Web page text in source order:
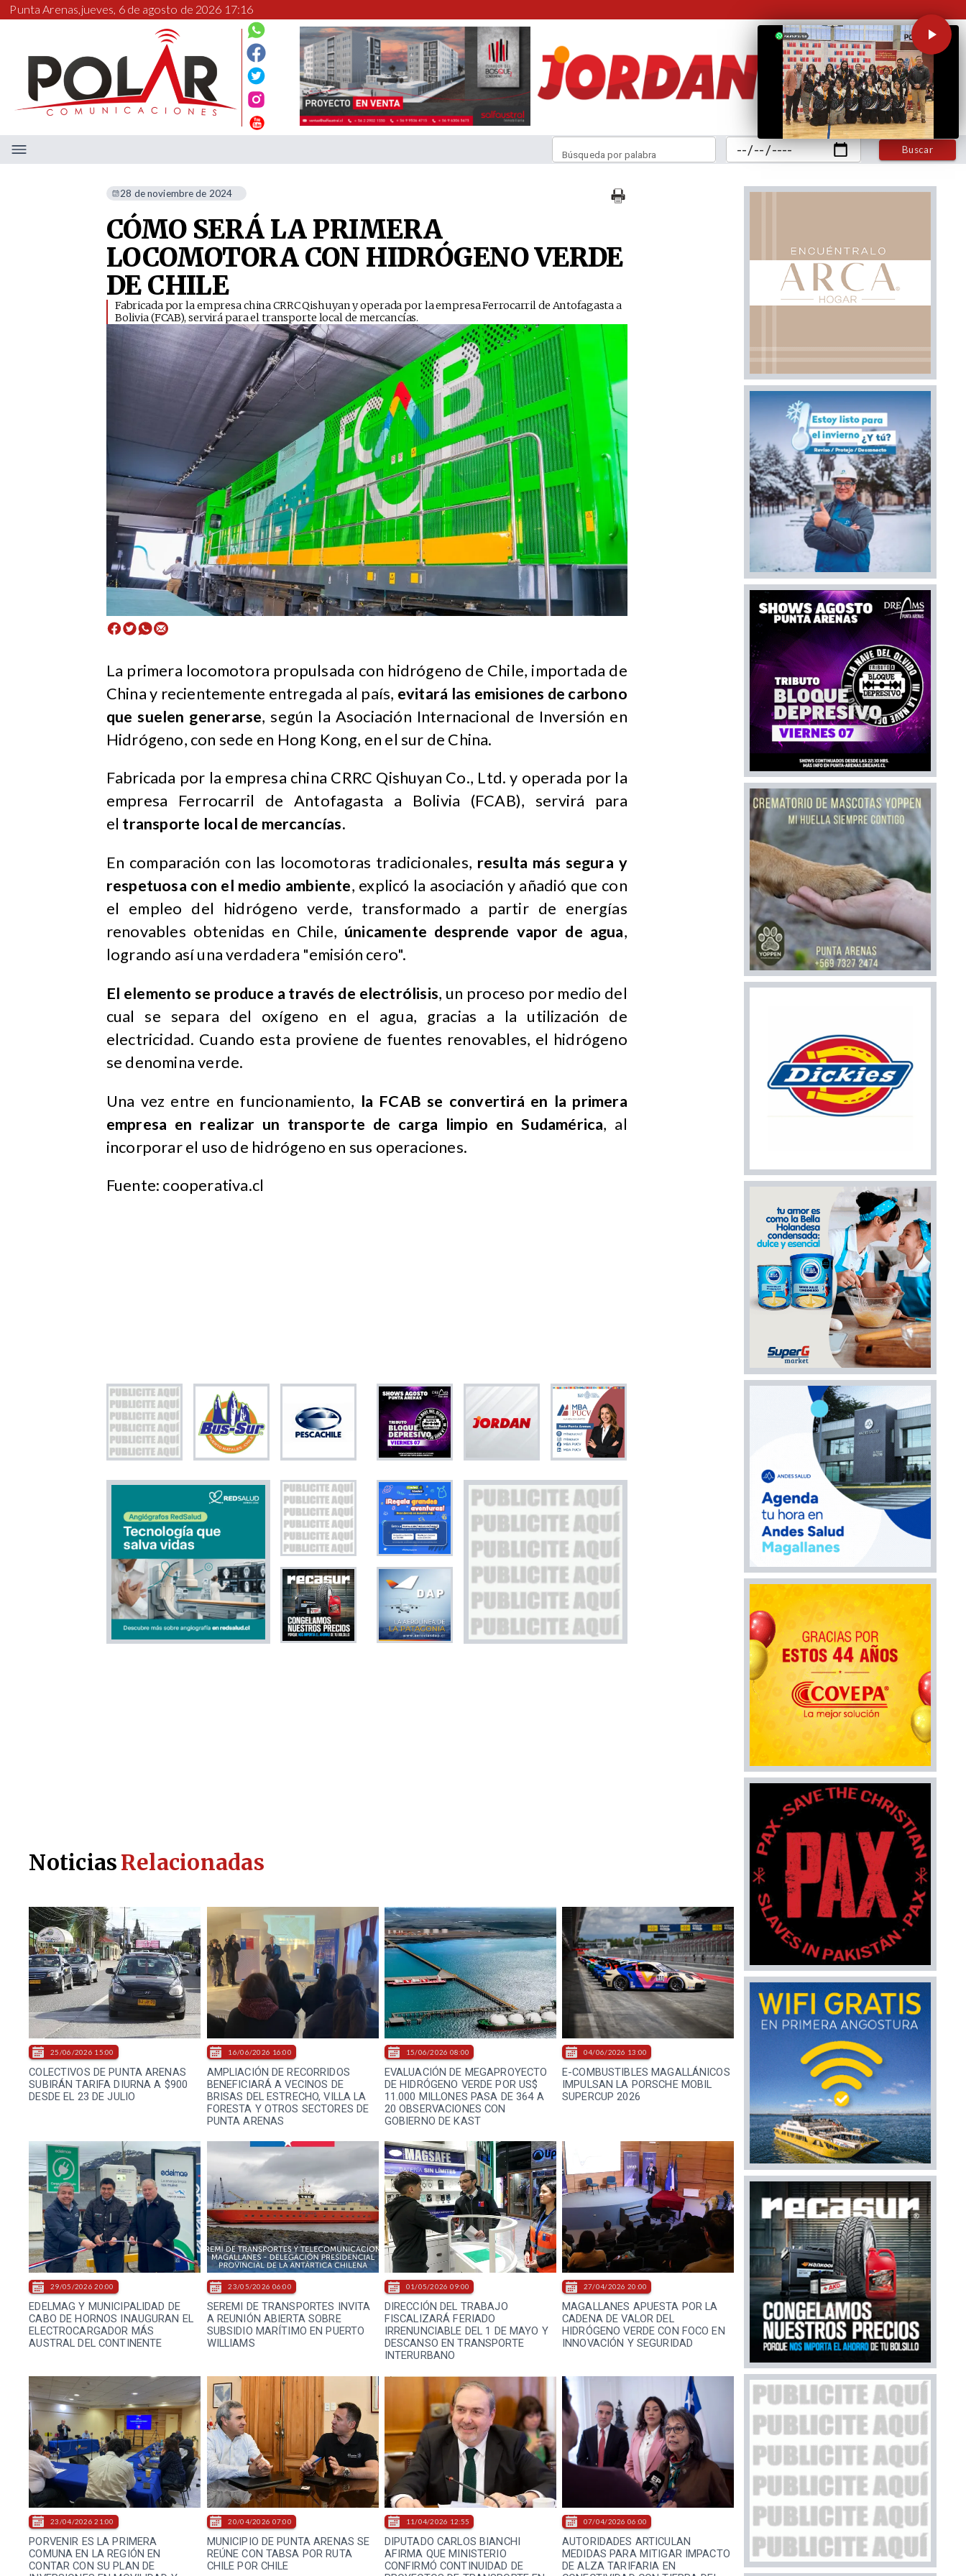
Punta Arenas,jueves, 6 de agosto de 2026 17:16
Buscar
Búsqueda por palabra
28 de noviembre de 2024
CÓMO SERÁ LA PRIMERA
LOCOMOTORA CON HIDRÓGENO VERDE
DE CHILE
​Fabricada por la empresa china CRRC Qishuyan y operada por la empresa Ferrocarril de Antofagasta a
Bolivia (FCAB), servirá para el transporte local de mercancías.
La primera locomotora propulsada con hidrógeno de Chile, importada de
China y recientemente entregada al país, evitará las emisiones de carbono
que suelen generarse, según la Asociación Internacional de Inversión en
Hidrógeno, con sede en Hong Kong, en el sur de China.
Fabricada por la empresa china CRRC Qishuyan Co., Ltd. y operada por la
empresa Ferrocarril de Antofagasta a Bolivia (FCAB), servirá para
el transporte local de mercancías.
En comparación con las locomotoras tradicionales, resulta más segura y
respetuosa con el medio ambiente, explicó la asociación y añadió que con
el empleo del hidrógeno verde, transformado a partir de energías
renovables obtenidas en Chile, únicamente desprende vapor de agua,
logrando así una verdadera "emisión cero".
El elemento se produce a través de electrólisis, un proceso por medio del
cual se separa del oxígeno en el agua, gracias a la utilización de
electricidad. Cuando esta proviene de fuentes renovables, el hidrógeno
se denomina verde.
Una vez entre en funcionamiento, la FCAB se convertirá en la primera
empresa en realizar un transporte de carga limpio en Sudamérica, al
incorporar el uso de hidrógeno en sus operaciones.
Fuente: cooperativa.cl
COLECTIVOS DE PUNTA ARENAS
SUBIRÁN TARIFA DIURNA A $900
DESDE EL 23 DE JULIO
25/06/2026 15:00
AMPLIACIÓN DE RECORRIDOS
BENEFICIARÁ A VECINOS DE
BRISAS DEL ESTRECHO, VILLA LA
FORESTA Y OTROS SECTORES DE
PUNTA ARENAS
16/06/2026 16:00
EVALUACIÓN DE MEGAPROYECTO
DE HIDRÓGENO VERDE POR US$
11.000 MILLONES PASA DE 364 A
20 OBSERVACIONES CON
GOBIERNO DE KAST
15/06/2026 08:00
E-COMBUSTIBLES MAGALLÁNICOS
IMPULSAN LA PORSCHE MOBIL
SUPERCUP 2026
04/06/2026 13:00
EDELMAG Y MUNICIPALIDAD DE
CABO DE HORNOS INAUGURAN EL
ELECTROCARGADOR MÁS
AUSTRAL DEL CONTINENTE
29/05/2026 20:00
SEREMI DE TRANSPORTES INVITA
A REUNIÓN ABIERTA SOBRE
SUBSIDIO MARÍTIMO EN PUERTO
WILLIAMS
23/05/2026 06:00
DIRECCIÓN DEL TRABAJO
FISCALIZARÁ FERIADO
IRRENUNCIABLE DEL 1 DE MAYO Y
DESCANSO EN TRANSPORTE
INTERURBANO
01/05/2026 09:00
MAGALLANES APUESTA POR LA
CADENA DE VALOR DEL
HIDRÓGENO VERDE CON FOCO EN
INNOVACIÓN Y SEGURIDAD
27/04/2026 20:00
PORVENIR ES LA PRIMERA
COMUNA EN LA REGIÓN EN
CONTAR CON SU PLAN DE
23/04/2026 21:00
MUNICIPIO DE PUNTA ARENAS SE
REÚNE CON TABSA POR RUTA
CHILE POR CHILE
20/04/2026 07:00
DIPUTADO CARLOS BIANCHI
AFIRMA QUE MINISTERIO
CONFIRMÓ CONTINUIDAD DE
11/04/2026 12:55
AUTORIDADES ARTICULAN
MEDIDAS PARA MITIGAR IMPACTO
DE ALZA TARIFARIA EN
07/04/2026 06:00
NoticiasRelacionadas